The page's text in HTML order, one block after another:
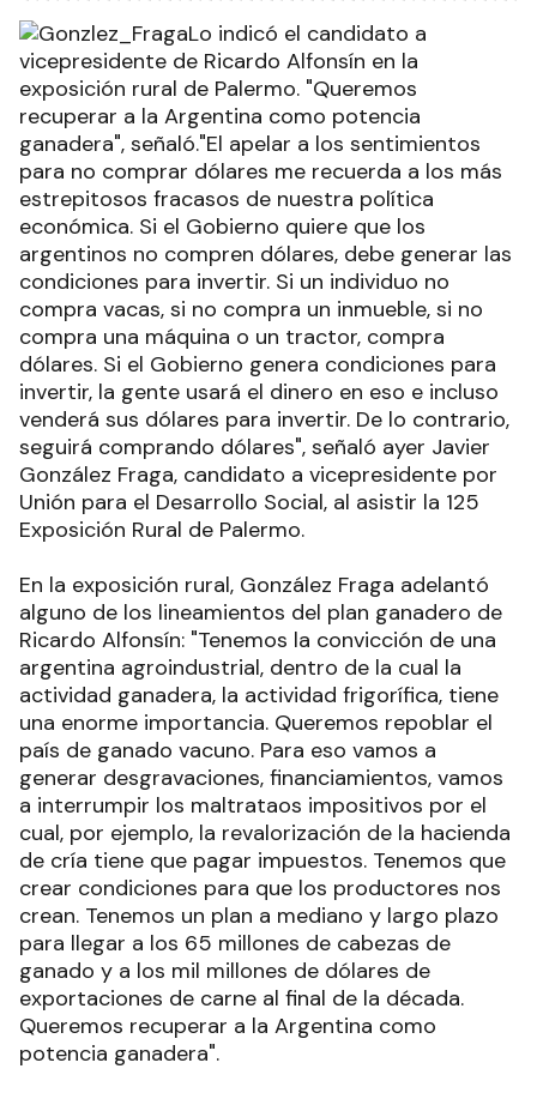
Lo indicó el candidato a
vicepresidente de Ricardo Alfonsín en la
exposición rural de Palermo. "Queremos
recuperar a la Argentina como potencia
ganadera", señaló."El apelar a los sentimientos
para no comprar dólares me recuerda a los más
estrepitosos fracasos de nuestra política
económica. Si el Gobierno quiere que los
argentinos no compren dólares, debe generar las
condiciones para invertir. Si un individuo no
compra vacas, si no compra un inmueble, si no
compra una máquina o un tractor, compra
dólares. Si el Gobierno genera condiciones para
invertir, la gente usará el dinero en eso e incluso
venderá sus dólares para invertir. De lo contrario,
seguirá comprando dólares", señaló ayer Javier
González Fraga, candidato a vicepresidente por
Unión para el Desarrollo Social, al asistir la 125
Exposición Rural de Palermo.
En la exposición rural, González Fraga adelantó
alguno de los lineamientos del plan ganadero de
Ricardo Alfonsín: "Tenemos la convicción de una
argentina agroindustrial, dentro de la cual la
actividad ganadera, la actividad frigorífica, tiene
una enorme importancia. Queremos repoblar el
país de ganado vacuno. Para eso vamos a
generar desgravaciones, financiamientos, vamos
a interrumpir los maltrataos impositivos por el
cual, por ejemplo, la revalorización de la hacienda
de cría tiene que pagar impuestos. Tenemos que
crear condiciones para que los productores nos
crean. Tenemos un plan a mediano y largo plazo
para llegar a los 65 millones de cabezas de
ganado y a los mil millones de dólares de
exportaciones de carne al final de la década.
Queremos recuperar a la Argentina como
potencia ganadera".